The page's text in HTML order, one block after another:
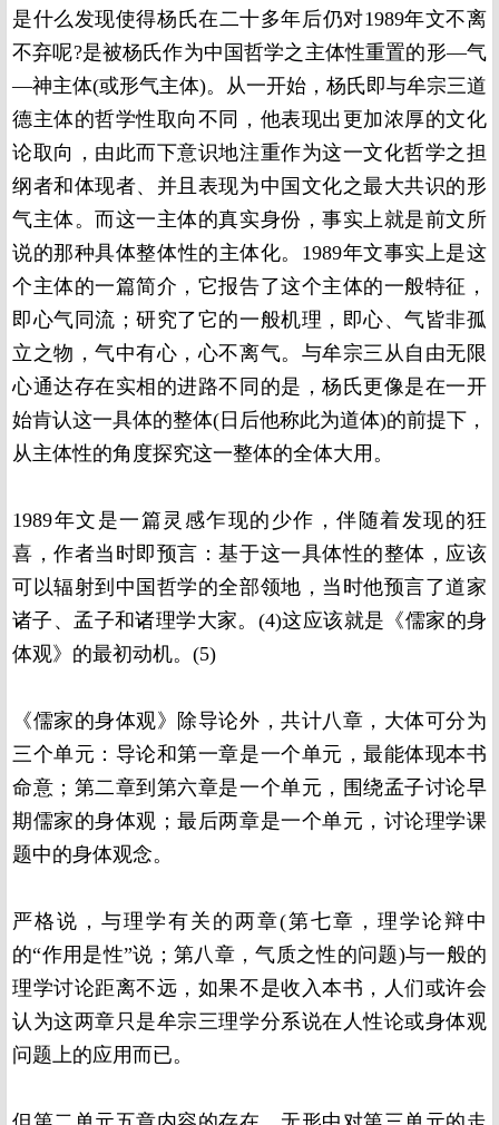
是什么发现使得杨氏在二十多年后仍对1989年文不离
不弃呢?是被杨氏作为中国哲学之主体性重置的形—气
—神主体(或形气主体)。从一开始，杨氏即与牟宗三道
德主体的哲学性取向不同，他表现出更加浓厚的文化
论取向，由此而下意识地注重作为这一文化哲学之担
纲者和体现者、并且表现为中国文化之最大共识的形
气主体。而这一主体的真实身份，事实上就是前文所
说的那种具体整体性的主体化。 1989年文事实上是这
个主体的一篇简介，它报告了这个主体的一般特征，
即心气同流；研究了它的一般机理，即心、气皆非孤
立之物，气中有心，心不离气。与牟宗三从自由无限
心通达存在实相的进路不同的是，杨氏更像是在一开
始肯认这一具体的整体( 日后他称此为道体)的前提下，
从主体性的角度探究这一整体的全体大用。
1989年文是一篇灵感乍现的少作，伴随着发现的狂
喜，作者当时即预言：基于这一具体性的整体，应该
可以辐射到中国哲学的全部领地，当时他预言了道家
诸子、孟子和诸理学大家。 (4)这应该就是《儒家的身
体观》的最初动机。 (5)
《儒家的身体观》除导论外，共计八章，大体可分为
三个单元：导论和第一章是一个单元，最能体现本书
命意；第二章到第六章是一个单元，围绕孟子讨论早
期儒家的身体观；最后两章是一个单元，讨论理学课
题中的身体观念。
严格说，与理学有关的两章(第七章，理学论辩中
的“作用是性”说；第八章，气质之性的问题)与一般的
理学讨论距离不远，如果不是收入本书，人们或许会
认为这两章只是牟宗三理学分系说在人性论或身体观
问题上的应用而已。